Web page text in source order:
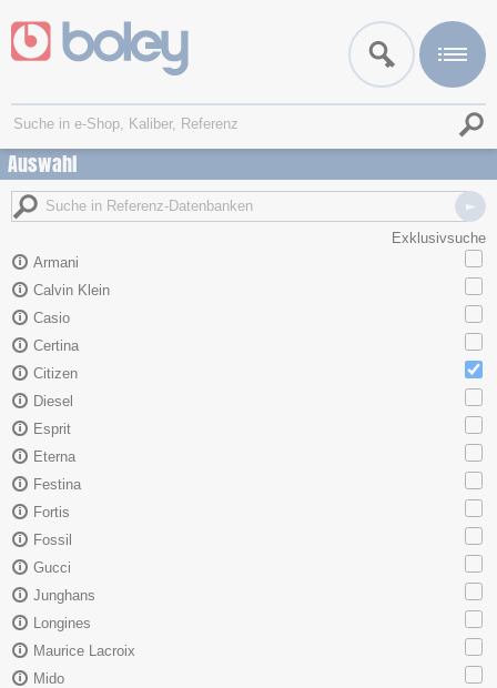
Auswahl
Exklusivsuche
Armani
Calvin Klein
Casio
Certina
Citizen
Diesel
Esprit
Eterna
Festina
Fortis
Fossil
Gucci
Junghans
Longines
Maurice Lacroix
Mido